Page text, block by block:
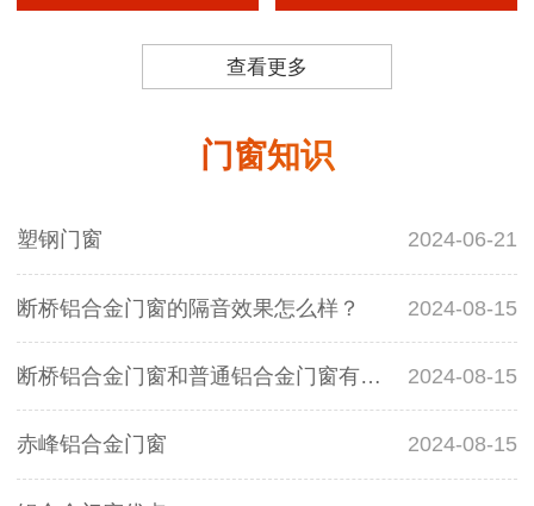
查看更多
门窗知识
塑钢门窗 2024-06-21
断桥铝合金门窗的隔音效果怎么样？ 2024-08-15
断桥铝合金门窗和普通铝合金门窗有什么区别？ 2024-08-15
赤峰铝合金门窗 2024-08-15